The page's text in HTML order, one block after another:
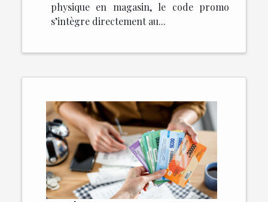
physique en magasin, le code promo
s’intègre directement au...